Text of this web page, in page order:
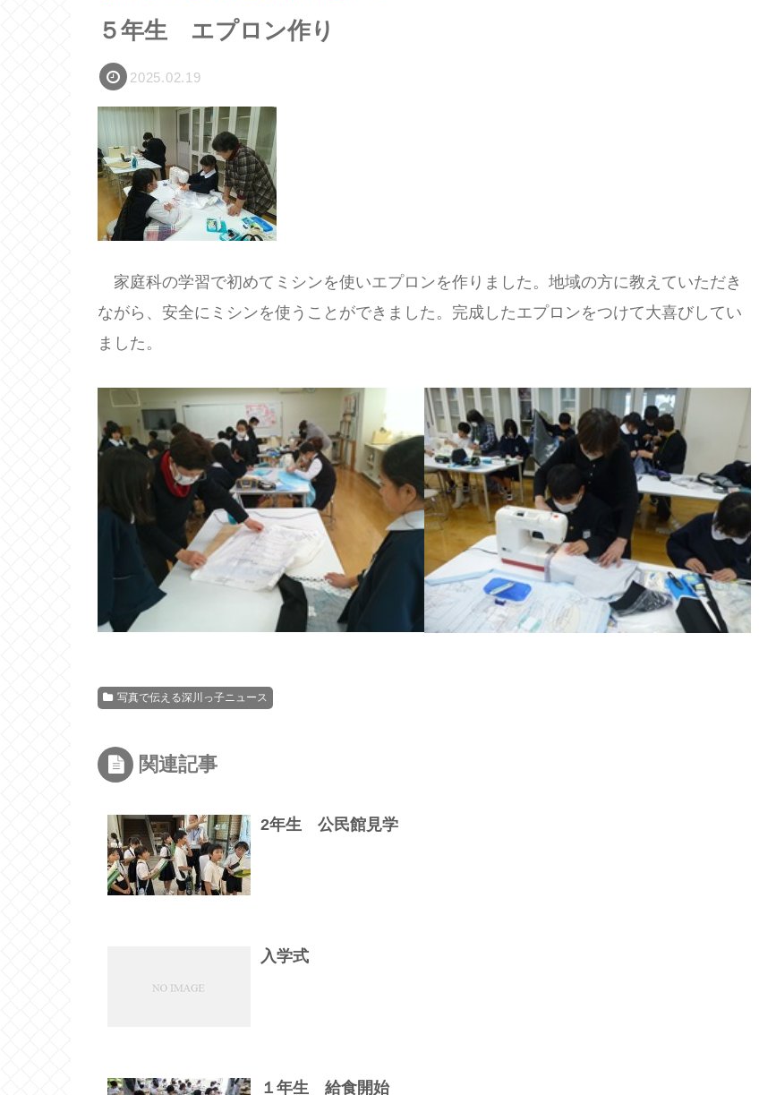
５年生 エプロン作り
2025.02.19
家庭科の学習で初めてミシンを使いエプロンを作りました。地域の方に教えていただき
ながら、安全にミシンを使うことができました。完成したエプロンをつけて大喜びしてい
ました。
写真で伝える深川っ子ニュース
関連記事
2年生 公民館見学
入学式
１年生 給食開始